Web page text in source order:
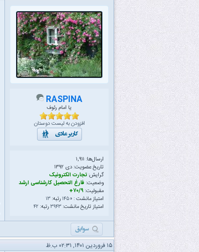
RASPINA
یا امام رئوف
افزودن به لیست دوستان
ارسال‌ها: ۱,۹۱۱
تاریخ عضویت: دى ۱۳۹۲
گرایش:تجارت الکترونیک
وضعیت: فارغ التحصیل کارشناسی ارشد
مقبولیت:۷۰/۹+
امتیاز مانشت :۱۴۵۰رتبه:۱۳
امتیاز تاریخ مانشت:۳۹۴۳رتبه: ۴۲
۱۵ فروردین ۱۴۰۱, ۰۲:۳۱ ب.ظ